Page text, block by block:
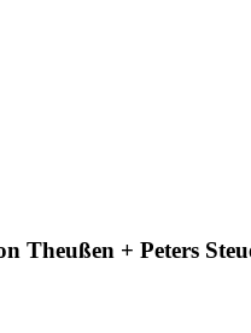
Theußen + Peters